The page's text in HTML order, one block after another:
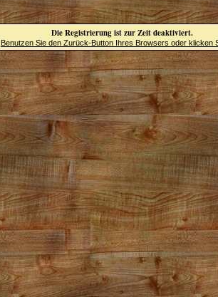
Die Registrierung ist zur Zeit deaktiviert.
Benutzen Sie den Zurück-Button Ihres Browsers oder klicken